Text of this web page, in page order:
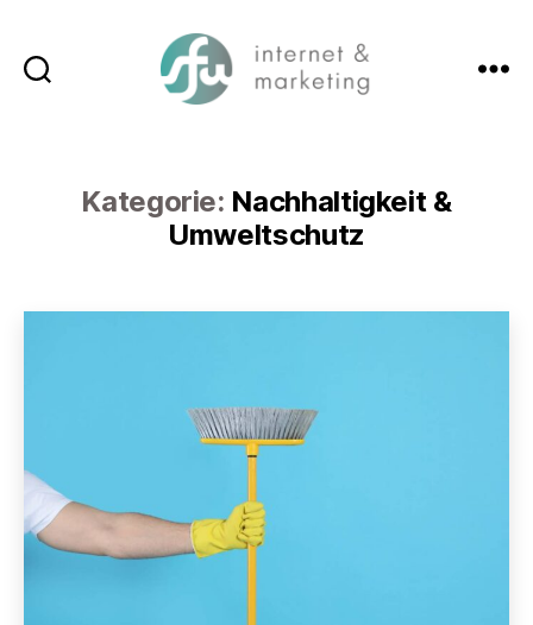
Kategorie: Nachhaltigkeit &
Umweltschutz